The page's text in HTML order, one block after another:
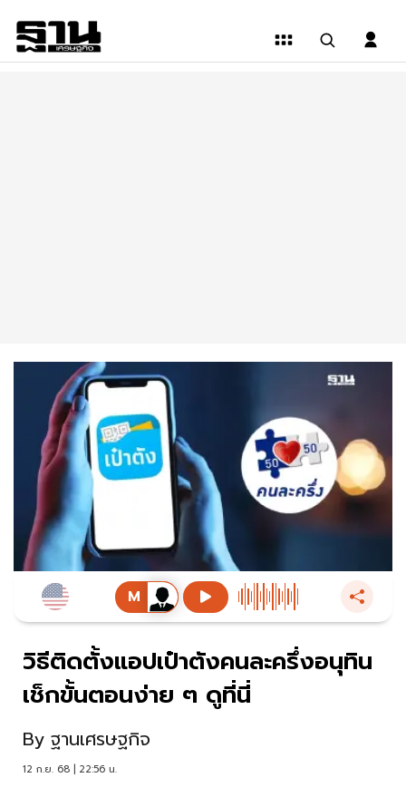
วิธีติดตั้งแอปเป๋าตังคนละครึ่งอนุทิน
เช็กขั้นตอนง่าย ๆ ดูที่นี่
By ฐานเศรษฐกิจ
12 ก.ย. 68 | 22:56 น.